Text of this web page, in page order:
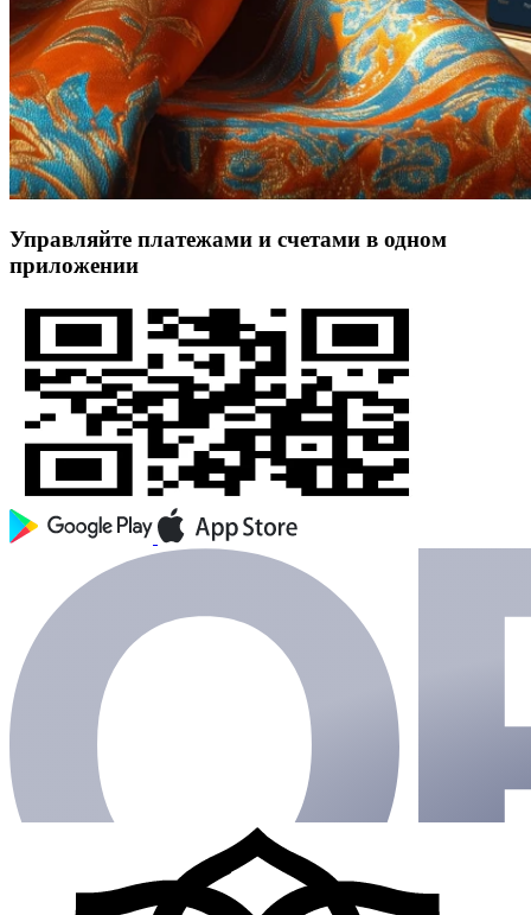
Управляйте платежами и счетами в одном
приложении